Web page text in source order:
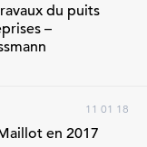
du puits
–
11 01 18
en 2017